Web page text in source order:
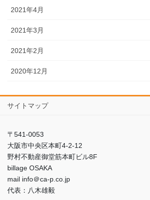
2021年4月
2021年3月
2021年2月
2020年12月
サイトマップ
〒541-0053
大阪市中央区本町4-2-12
野村不動産御堂筋本町ビル8F
billage OSAKA
mail info＠ca-p.co.jp
代表：八木雄毅